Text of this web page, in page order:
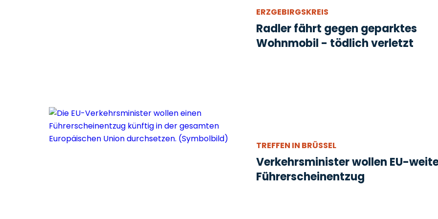
ERZGEBIRGSKREIS
Radler fährt gegen geparktes
Wohnmobil - tödlich verletzt
TREFFEN IN BRÜSSEL
Verkehrsminister wollen EU-
Führerscheinentzug